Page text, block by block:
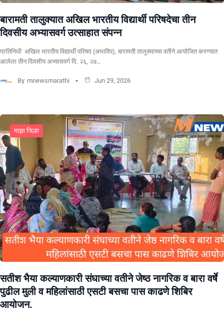
बारामती तालुक्यात अखिल भारतीय विद्यार्थी परिषदेचा तीन
दिवसीय अभ्यासवर्ग उत्साहात संपन्न
प्रतिनिधी अखिल भारतीय विद्यार्थी परिषद (अभाविप), बारामती तालुक्याच्या वतीने आयोजित करण्यात
आलेला तीन दिवसीय अभ्यासवर्ग दि. २६, २७…
By mnewsmarathi Jun 29, 2026
माझा जिल्हा
सतीश भैया कल्याणकारी संघाच्या वतीने जेष्ठ नागरिक व बारा वर्षे
पुढील मुली व महिलांसाठी एसटी बसचा पास काढणे शिबिर
आयोजन.